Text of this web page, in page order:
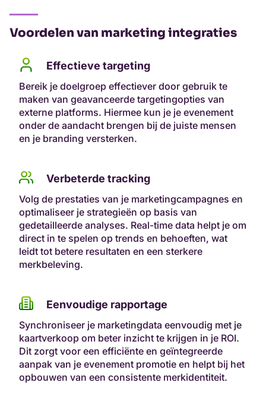
Voordelen van marketing integraties
Effectieve targeting
Bereik je doelgroep effectiever door gebruik te
maken van geavanceerde targetingopties van
externe platforms. Hiermee kun je je evenement
onder de aandacht brengen bij de juiste mensen
en je branding versterken.
Verbeterde tracking
Volg de prestaties van je marketingcampagnes en
optimaliseer je strategieën op basis van
gedetailleerde analyses. Real-time data helpt je om
direct in te spelen op trends en behoeften, wat
leidt tot betere resultaten en een sterkere
merkbeleving.
Eenvoudige rapportage
Synchroniseer je marketingdata eenvoudig met je
kaartverkoop om beter inzicht te krijgen in je ROI.
Dit zorgt voor een efficiënte en geïntegreerde
aanpak van je evenement promotie en helpt bij het
opbouwen van een consistente merkidentiteit.